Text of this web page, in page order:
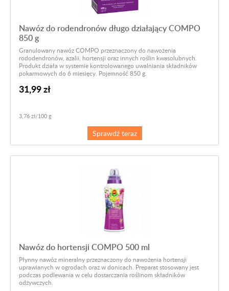
Nawóz do rodendronów długo działający COMPO
850 g
Granulowany nawóz COMPO przeznaczony do nawożenia
rododendronów, azalii, hortensji oraz innych roślin kwasolubnych.
Produkt działa w systemie kontrolowanego uwalniania składników
pokarmowych do 6 miesięcy. Pojemność 850 g.
31,99 zł
3,76 zł/100 g
Sprawdź teraz
Nawóz do hortensji COMPO 500 ml
Płynny nawóz mineralny przeznaczony do nawożenia hortensji
uprawianych w ogrodach oraz w donicach. Preparat stosowany jest
podczas podlewania w celu dostarczania roślinom składników
odżywczych.